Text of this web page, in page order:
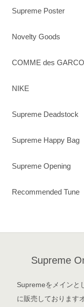
Supreme Poster
Novelty Goods
COMME des
NIKE
Supreme Deadstock
Supreme Happy Bag
Supreme Opening
Recommended Tune
Supreme
Supremeをメインと
に販売しております